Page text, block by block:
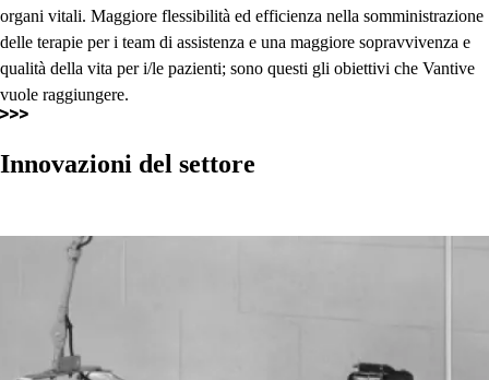
organi vitali. Maggiore flessibilità ed efficienza nella somministrazione
delle terapie per i team di assistenza e una maggiore sopravvivenza e
qualità della vita per i/le pazienti; sono questi gli obiettivi che Vantive
vuole raggiungere.
Innovazioni del settore